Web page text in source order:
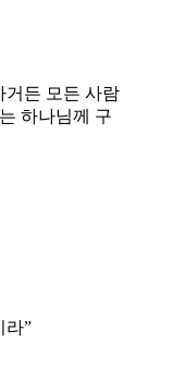
거든 모든 사람
하나님께 구
라”